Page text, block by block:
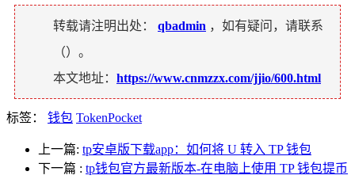
转载请注明出处： qbadmin ，如有疑问，请联系
（）。
本文地址： https://www.cnmzzx.com/jjio/600.html
标签： 钱包 TokenPocket
上一篇: tp安卓版下载app：如何将 U 转入 TP 钱包
下一篇 : tp钱包官方最新版本-在电脑上使用 TP 钱包提币